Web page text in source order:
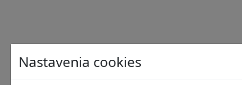
Nastavenia cookies